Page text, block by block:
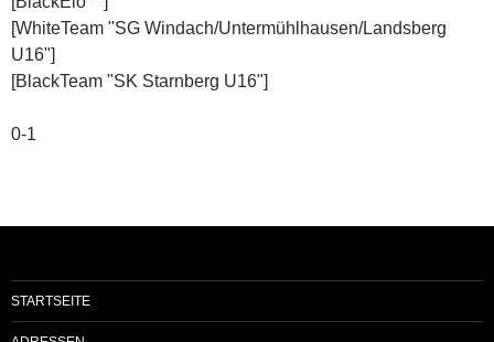
[WhiteTeam "SG Windach/Untermühlhausen/Landsberg
U16"]
[BlackTeam "SK Starnberg U16"]
0-1
STARTSEITE